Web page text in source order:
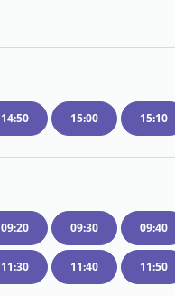
14:50 15:00 15:10
09:20 09:30 09:40
11:30 11:40 11:50